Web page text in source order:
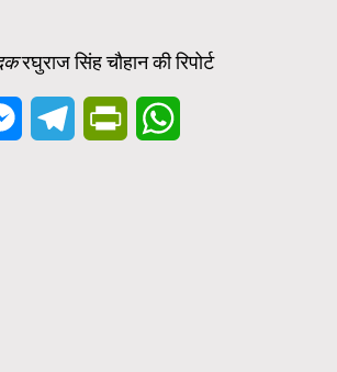
रघुराज सिंह चौहान की रिपोर्ट
MessengerTelegramPrintFriendly